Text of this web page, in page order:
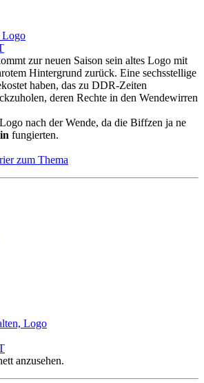
Logo
zur neuen Saison sein altes Logo mit
Hintergrund zurück. Eine sechsstellige
haben, das zu DDR-Zeiten
deren Rechte in den Wendewirren
nach der Wende, da die Biffzen ja ne
fungierten.
zum Thema
Logo
anzusehen.